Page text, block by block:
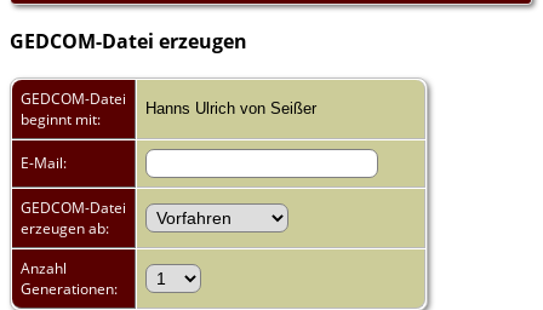
GEDCOM-Datei erzeugen
GEDCOM-Datei
beginnt mit:
Hanns Ulrich von Seißer
E-Mail:
GEDCOM-Datei
erzeugen ab:
Anzahl
Generationen: